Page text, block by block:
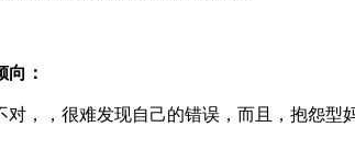
：
，，很难发现自己的错误，而且，抱怨